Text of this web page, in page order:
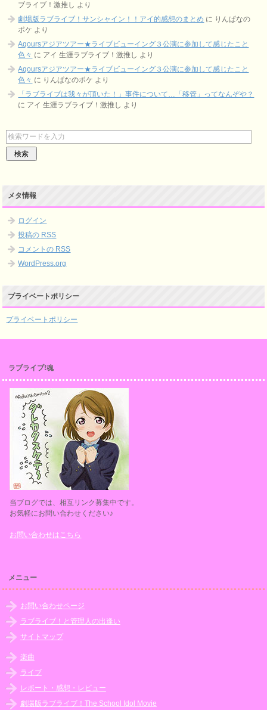
ブライブ！激推し より
劇場版ラブライブ！サンシャイン！！アイ的感想のまとめ に りんぱなの
ポケ より
Aqoursアジアツアー★ライブビューイング３公演に参加して感じたこと
色々 に アイ 生涯ラブライブ！激推し より
Aqoursアジアツアー★ライブビューイング３公演に参加して感じたこと
色々 に りんぱなのポケ より
「ラブライブは我々が頂いた！」事件について…「移管」ってなんぞや？
に アイ 生涯ラブライブ！激推し より
メタ情報
ログイン
投稿の RSS
コメントの RSS
WordPress.org
プライベートポリシー
プライベートポリシー
ラブライブ!魂
当ブログでは、相互リンク募集中です。
お気軽にお問い合わせください♪
お問い合わせはこちら
メニュー
お問い合わせページ
ラブライブ！と管理人の出逢い
サイトマップ
楽曲
ライブ
レポート・感想・レビュー
劇場版ラブライブ！The School Idol Movie